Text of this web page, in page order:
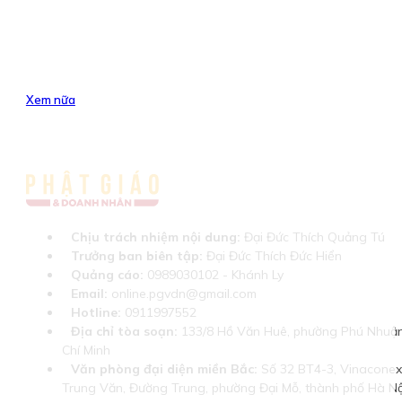
Xem nữa
Chịu trách nhiệm nội dung: Đại Đức Thích Quảng Tú
Trưởng ban biên tập: Đại Đức Thích Đức Hiển
Quảng cáo: 0989030102 - Khánh Ly
Email: online.pgvdn@gmail.com
Hotline: 0911997552
Địa chỉ tòa soạn: 133/8 Hồ Văn Huê, phường Phú
Chí Minh
Văn phòng đại diện miền Bắc: Số 32 BT4-3,
Trung Văn, Đường Trung, phường Đại Mỗ, thành phố Hà